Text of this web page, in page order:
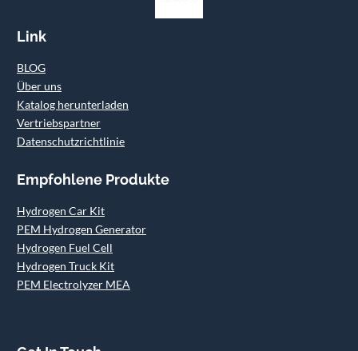
Link
BLOG
Über uns
Katalog herunterladen
Vertriebspartner
Datenschutzrichtlinie
Empfohlene Produkte
Hydrogen Car Kit
PEM Hydrogen Generator
Hydrogen Fuel Cell
Hydrogen Truck Kit
PEM Electrolyzer MEA